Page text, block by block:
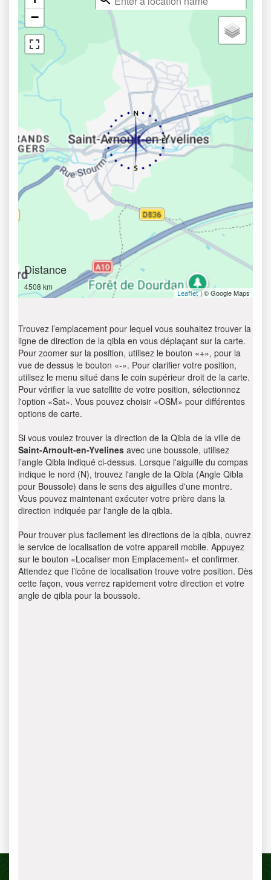
−
Distance
4508 km
Leaflet| © Google Maps
Trouvez l’emplacement pour lequel vous souhaitez trouver la
ligne de direction de la qibla en vous déplaçant sur la carte.
Pour zoomer sur la position, utilisez le bouton «+», pour la
vue de dessus le bouton «-». Pour clarifier votre position,
utilisez le menu situé dans le coin supérieur droit de la carte.
Pour vérifier la vue satellite de votre position, sélectionnez
l'option «Sat». Vous pouvez choisir «OSM» pour différentes
options de carte.
Si vous voulez trouver la direction de la Qibla de la ville de
Saint-Arnoult-en-Yvelines avec une boussole, utilisez
l’angle Qibla indiqué ci-dessus. Lorsque l'aiguille du compas
indique le nord (N), trouvez l'angle de la Qibla (Angle Qibla
pour Boussole) dans le sens des aiguilles d'une montre.
Vous pouvez maintenant exécuter votre prière dans la
direction indiquée par l'angle de la qibla.
Pour trouver plus facilement les directions de la qibla, ouvrez
le service de localisation de votre appareil mobile. Appuyez
sur le bouton «Localiser mon Emplacement» et confirmer.
Attendez que l’icône de localisation trouve votre position. Dès
cette façon, vous verrez rapidement votre direction et votre
angle de qibla pour la boussole.